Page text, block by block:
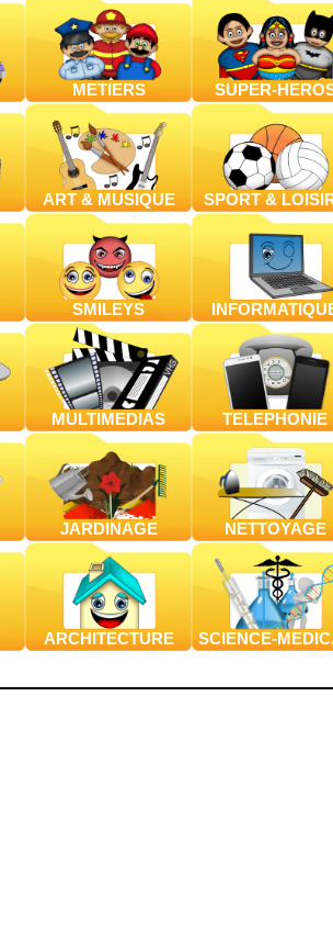
METIERS SUPER-
ART & MUSIQUE SPORT &
SMILEYS
MULTIMEDIAS TELEPHONIE
JARDINAGE NETTOYAGE
ARCHITECTURE SCIENCE-